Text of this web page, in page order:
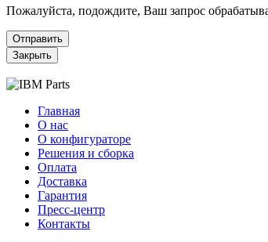
Пожалуйста, подождите, Ваш запрос
Отправить
Закрыть
Главная
О нас
О конфигураторе
Решения и сборка
Оплата
Доставка
Гарантия
Пресс-центр
Контакты